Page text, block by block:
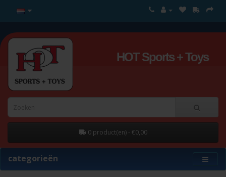
HOT Sports + Toys
0 product(en) - €0,00
categorieën